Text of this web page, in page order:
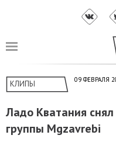
КЛИПЫ 09 ФЕВРАЛЯ
Ладо Кватания
группы Mgzavrebi